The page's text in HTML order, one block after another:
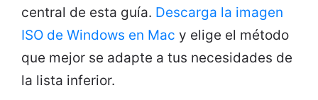
central de esta guía. Descarga la imagen
ISO de Windows en Mac y elige el método
que mejor se adapte a tus necesidades de
la lista inferior.